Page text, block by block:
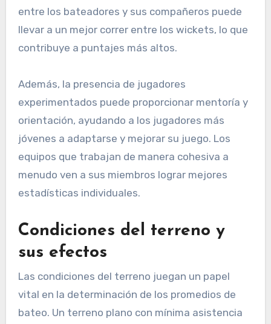
entre los bateadores y sus compañeros puede
llevar a un mejor correr entre los wickets, lo que
contribuye a puntajes más altos.
Además, la presencia de jugadores
experimentados puede proporcionar mentoría y
orientación, ayudando a los jugadores más
jóvenes a adaptarse y mejorar su juego. Los
equipos que trabajan de manera cohesiva a
menudo ven a sus miembros lograr mejores
estadísticas individuales.
Condiciones del terreno y
sus efectos
Las condiciones del terreno juegan un papel
vital en la determinación de los promedios de
bateo. Un terreno plano con mínima asistencia